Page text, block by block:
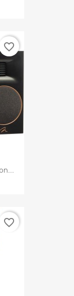
favorite_border
favorite_border